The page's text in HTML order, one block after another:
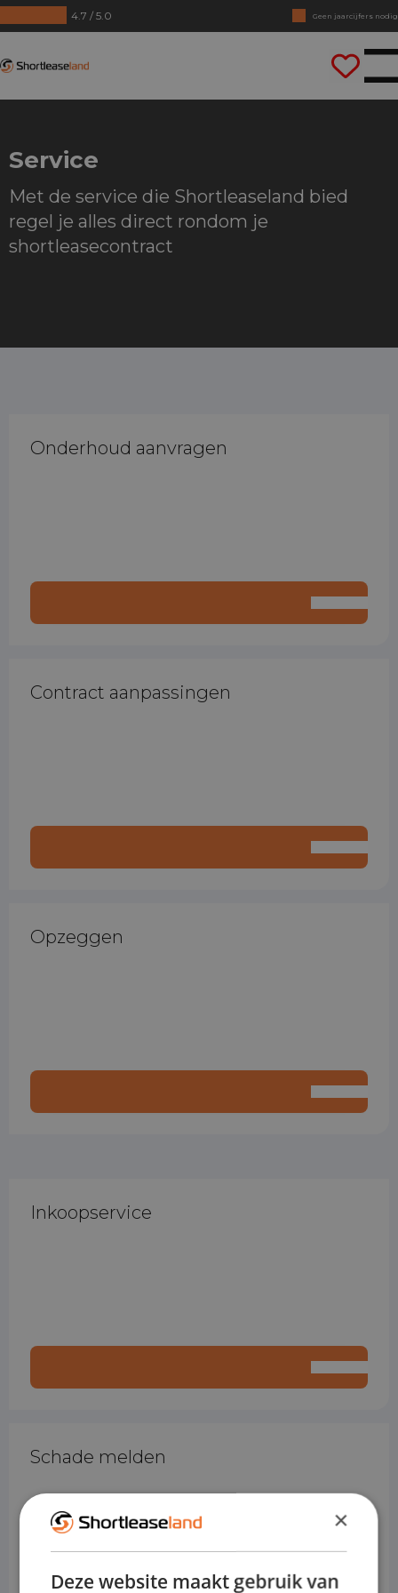
4.7 / 5.0
Geen jaarcijfers nodig
Direct rijden
Service
Met de service die Shortleaseland bied
regel je alles direct rondom je
shortleasecontract
Onderhoud aanvragen
Contract aanpassingen
Opzeggen
Inkoopservice
Schade melden
×
Deze website maakt gebruik van